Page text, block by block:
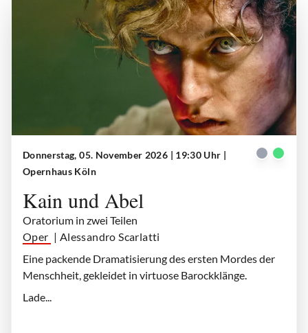
Donnerstag, 05. November 2026 | 19:30 Uhr |
Opernhaus Köln
Kain und Abel
Oratorium in zwei Teilen
Oper | Alessandro Scarlatti
Eine packende Dramatisierung des ersten Mordes der
Menschheit, gekleidet in virtuose Barockklänge.
Lade...